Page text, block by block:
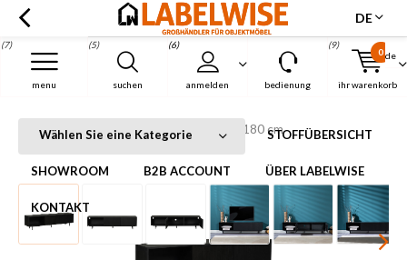
de
suchen
(5)
anmelden
(6)
menu
(7)
bedienung ihr warenkorb
0
(9)
Menu
DE
Wählen Sie eine Kategorie STOFFÜBERSICHT
SHOWROOM B2B ACCOUNT ÜBER LABELWISE
KONTAKT
Startseite TV-Schrank Ray schwarz 180 cm
TV-Schrank Ray schwarz 180 cm